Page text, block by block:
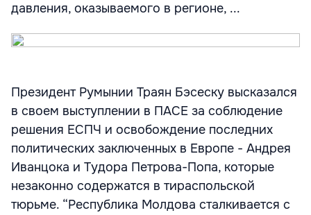
давления, оказываемого в регионе, ...
Президент Румынии Траян Бэсеску высказался
в своем выступлении в ПАСЕ за соблюдение
решения ЕСПЧ и освобождение последних
политических заключенных в Европе - Андрея
Иванцока и Тудора Петрова-Попа, которые
незаконно содержатся в тираспольской
тюрьме. “Республика Молдова сталкивается с